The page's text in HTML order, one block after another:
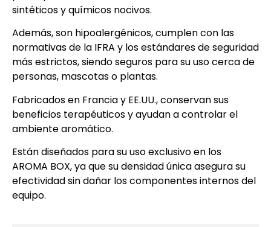
sintéticos y químicos nocivos.
Además, son hipoalergénicos, cumplen con las
normativas de la IFRA y los estándares de seguridad
más estrictos, siendo seguros para su uso cerca de
personas, mascotas o plantas.
Fabricados en Francia y EE.UU., conservan sus
beneficios terapéuticos y ayudan a controlar el
ambiente aromático.
Están diseñados para su uso exclusivo en los
AROMA BOX, ya que su densidad única asegura su
efectividad sin dañar los componentes internos del
equipo.